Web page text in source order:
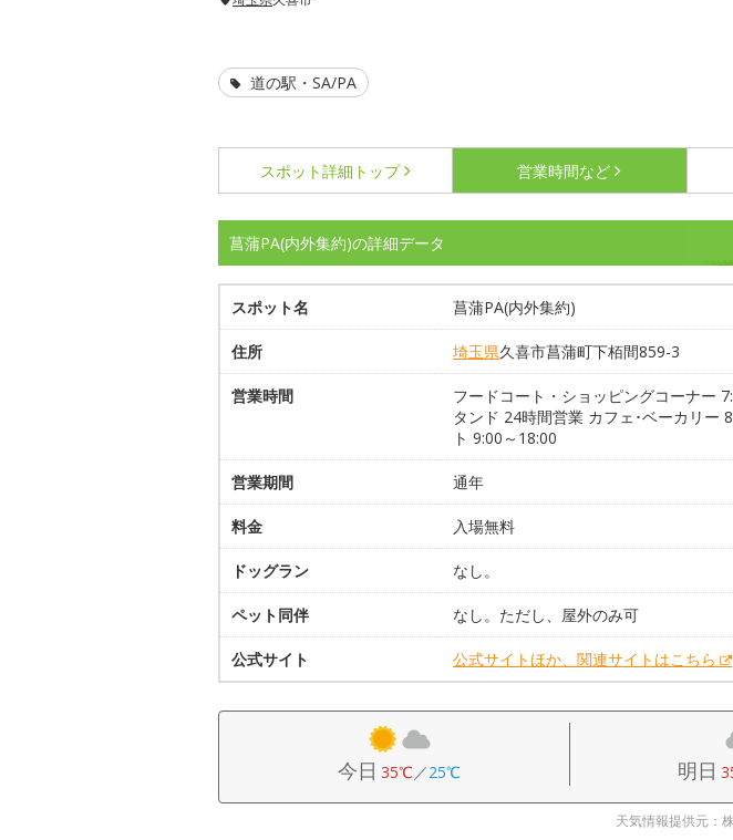
道の駅・SA/PA
スポット詳細 トップ 営業時間など
菖蒲PA(内外集約)の詳細データ
スポット名 菖蒲PA(内外集約)
住所 埼玉県久喜市菖蒲町下栢間859-3
営業時間
フードコート・ショッピングコーナー
タンド 24時間営業 カフェ･ベーカリー
ト 9:00～18:00
営業期間 通年
料金 入場無料
ドッグラン なし。
ペット同伴 なし。ただし、屋外のみ可
公式サイト 公式サイトほか、関連サイトはこちら
今日 35℃／25℃ 明日
天気情報提供元：